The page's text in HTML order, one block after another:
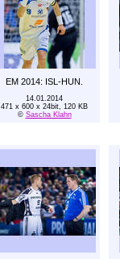
EM 2014: ISL-HUN.
14.01.2014
471 x 600 x 24bit, 120 KB
© Sascha Klahn